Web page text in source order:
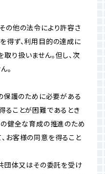
の他の法令により許容さ
得ず、利用目的の達成に
り扱いません。但し、次
。
保護のために必要がある
ることが困難であるとき
の健全な育成の推進のため
お客様の同意を得ること
団体又はその委託を受け